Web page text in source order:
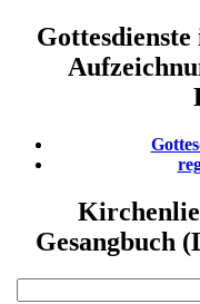
Gesangbuch